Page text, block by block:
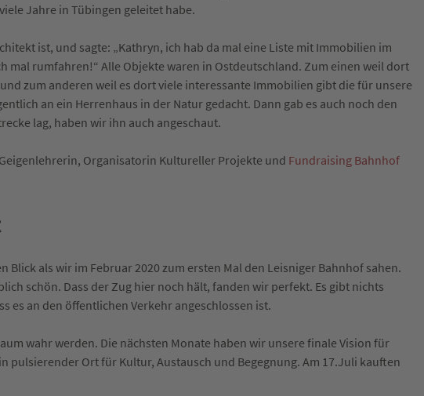
Jahre in Tübingen geleitet habe.
ist, und sagte: „Kathryn, ich hab da mal eine Liste mit Immobilien im
mal rumfahren!“ Alle Objekte waren in Ostdeutschland. Zum einen weil dort
zum anderen weil es dort viele interessante Immobilien gibt die für unsere
an ein Herrenhaus in der Natur gedacht. Dann gab es auch noch den
lag, haben wir ihn auch angeschaut.
Organisatorin Kultureller Projekte und Fundraising Bahnhof
Blick als wir im Februar 2020 zum ersten Mal den Leisniger Bahnhof sahen.
schön. Dass der Zug hier noch hält, fanden wir perfekt. Es gibt nichts
es an den öffentlichen Verkehr angeschlossen ist.
wahr werden. Die nächsten Monate haben wir unsere finale Vision für
pulsierender Ort für Kultur, Austausch und Begegnung. Am 17.Juli kauften